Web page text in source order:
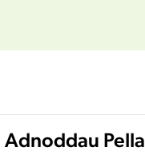
Adnoddau